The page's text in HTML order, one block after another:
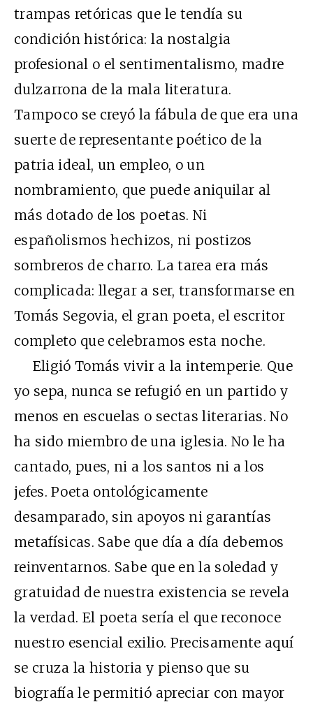
trampas retóricas que le tendía su
condición histórica: la nostalgia
profesional o el sentimentalismo, madre
dulzarrona de la mala literatura.
Tampoco se creyó la fábula de que era una
suerte de representante poético de la
patria ideal, un empleo, o un
nombramiento, que puede aniquilar al
más dotado de los poetas. Ni
españolismos hechizos, ni postizos
sombreros de charro. La tarea era más
complicada: llegar a ser, transformarse en
Tomás Segovia, el gran poeta, el escritor
completo que celebramos esta noche.
Eligió Tomás vivir a la intemperie. Que
yo sepa, nunca se refugió en un partido y
menos en escuelas o sectas literarias. No
ha sido miembro de una iglesia. No le ha
cantado, pues, ni a los santos ni a los
jefes. Poeta ontológicamente
desamparado, sin apoyos ni garantías
metafísicas. Sabe que día a día debemos
reinventarnos. Sabe que en la soledad y
gratuidad de nuestra existencia se revela
la verdad. El poeta sería el que reconoce
nuestro esencial exilio. Precisamente aquí
se cruza la historia y pienso que su
biografía le permitió apreciar con mayor